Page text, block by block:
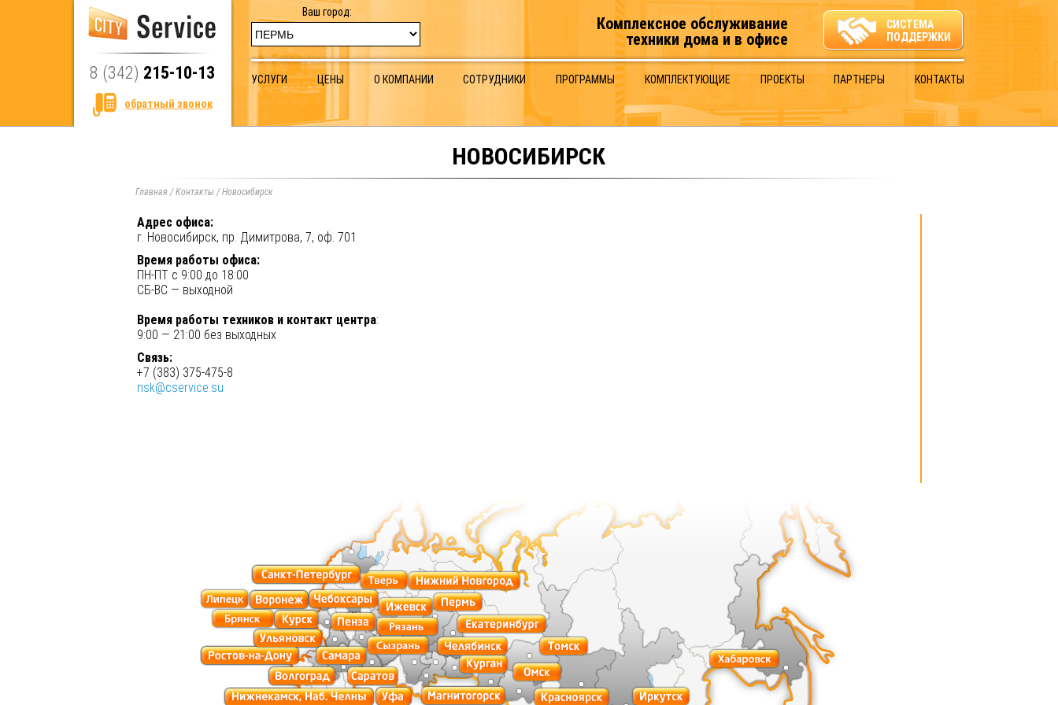
8 (342) 215-10-13
обратный звонок
Ваш город:
СИСТЕМА
ПОДДЕРЖКИ
Комплексное обслуживание
техники дома и в офисе
УСЛУГИ ЦЕНЫ О КОМПАНИИ СОТРУДНИКИ ПРОГРАММЫ КОМПЛЕКТУЮЩИЕ ПРОЕКТЫ ПАРТНЕРЫ КОНТАКТЫ
НОВОСИБИРСК
Главная /Контакты/Новосибирск
Адрес офиса:
г. Новосибирск, пр. Димитрова, 7, оф. 701
Время работы офиса:
ПН-ПТ с 9:00 до 18:00
СБ-ВС — выходной
Время работы техников и контакт центра:
9:00 — 21:00 без выходных
Связь:
+7 (383) 375-475-8
nsk@cservice.su